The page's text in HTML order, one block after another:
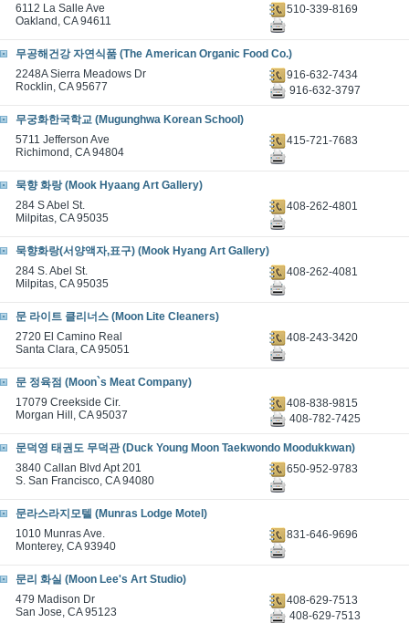
6112 La Salle Ave
Oakland, CA 94611
510-339-8169
무공해건강 자연식품 (The American Organic Food Co.)
2248A Sierra Meadows Dr
Rocklin, CA 95677
916-632-7434
916-632-3797
무궁화한국학교 (Mugunghwa Korean School)
5711 Jefferson Ave
Richimond, CA 94804
415-721-7683
묵향 화랑 (Mook Hyaang Art Gallery)
284 S Abel St.
Milpitas, CA 95035
408-262-4801
묵향화랑(서양액자,표구) (Mook Hyang Art Gallery)
284 S. Abel St.
Milpitas, CA 95035
408-262-4081
문 라이트 클리너스 (Moon Lite Cleaners)
2720 El Camino Real
Santa Clara, CA 95051
408-243-3420
문 정육점 (Moon`s Meat Company)
17079 Creekside Cir.
Morgan Hill, CA 95037
408-838-9815
408-782-7425
문덕영 태권도 무덕관 (Duck Young Moon Taekwondo Moodukkwan)
3840 Callan Blvd Apt 201
S. San Francisco, CA 94080
650-952-9783
문라스라지모텔 (Munras Lodge Motel)
1010 Munras Ave.
Monterey, CA 93940
831-646-9696
문리 화실 (Moon Lee's Art Studio)
479 Madison Dr
San Jose, CA 95123
408-629-7513
408-629-7513